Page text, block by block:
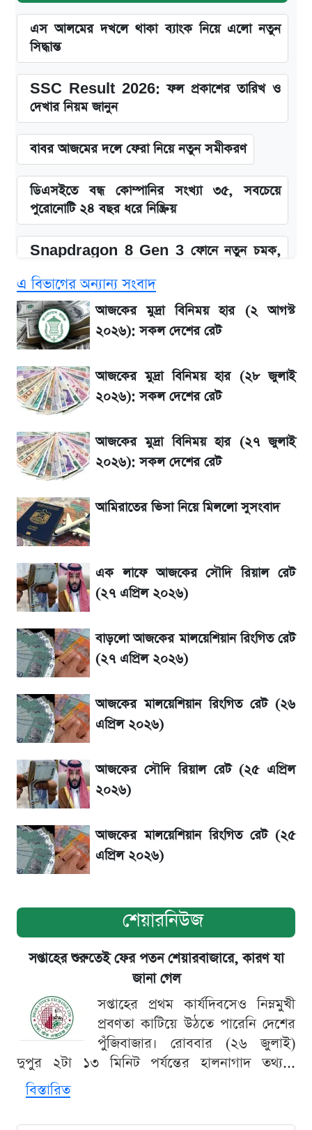
এস আলমের দখলে থাকা ব্যাংক নিয়ে এলো নতুন
সিদ্ধান্ত
SSC Result 2026: ফল প্রকাশের তারিখ ও
দেখার নিয়ম জানুন
বাবর আজমের দলে ফেরা নিয়ে নতুন সমীকরণ
ডিএসইতে বন্ধ কোম্পানির সংখ্যা ৩৫, সবচেয়ে
পুরোনোটি ২৪ বছর ধরে নিষ্ক্রিয়
Snapdragon 8 Gen 3 ফোনে নতুন চমক,
SSC Result 2026: যে ৩ উপায়ে জানা যাবে
ফল
১৮০ দিনের মূল্যায়ন শেষে মন্ত্রিসভায় পরিবর্তন
জেনে নিন আজকের সোনা ও রুপার সর্বশেষ দাম
আগে দেখে নিন, আজকের সোনার নতুন দাম
তাপমাত্রা নিয়ে নতুন পূর্বাভাস দিল আবহাওয়া অফিস
টিভিতে আজকের খেলা (৭ আগস্ট)
সৌদিতে বাংলাদেশিদের আকামা নবায়নে বদলে গেল
নিয়ম
La Liga 2026-2027: সর্বশেষ পয়েন্ট টেবিল ও
খবর
একদিনের ব্যবধানে আজকের সোনার দাম
ড. ইউনূস বনাম তারেক রহমান—তুলনায় যা বললেন
কাদের সিদ্দিকী
এ বিভাগের অন্যান্য সংবাদ
আজকের মুদ্রা বিনিময় হার (২ আগস্ট
২০২৬): সকল দেশের রেট
আজকের মুদ্রা বিনিময় হার (২৮ জুলাই
২০২৬): সকল দেশের রেট
আজকের মুদ্রা বিনিময় হার (২৭ জুলাই
২০২৬): সকল দেশের রেট
আমিরাতের ভিসা নিয়ে মিললো সুসংবাদ
এক লাফে আজকের সৌদি রিয়াল রেট
(২৭ এপ্রিল ২০২৬)
বাড়লো আজকের মালয়েশিয়ান রিংগিত রেট
(২৭ এপ্রিল ২০২৬)
আজকের মালয়েশিয়ান রিংগিত রেট (২৬
এপ্রিল ২০২৬)
আজকের সৌদি রিয়াল রেট (২৫ এপ্রিল
২০২৬)
আজকের মালয়েশিয়ান রিংগিত রেট (২৫
এপ্রিল ২০২৬)
শেয়ারনিউজ
সপ্তাহের শুরুতেই ফের পতন শেয়ারবাজারে, কারণ যা
জানা গেল
সপ্তাহের প্রথম কার্যদিবসেও নিম্নমুখী
প্রবণতা কাটিয়ে উঠতে পারেনি দেশের
পুঁজিবাজার। রোববার (২৬ জুলাই)
দুপুর ২টা ১৩ মিনিট পর্যন্তের হালনাগাদ তথ্য...
বিস্তারিত